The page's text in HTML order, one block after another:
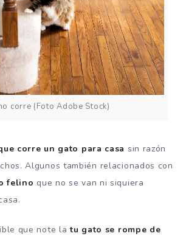
corre (Foto Adobe Stock)
corre un gato para casa sin razón
Algunos también relacionados con
felino que no se van ni siquiera
que note latu gato se rompe de